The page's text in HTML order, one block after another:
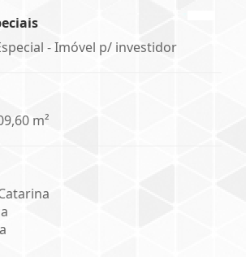
- Imóvel p/ investidor
m²